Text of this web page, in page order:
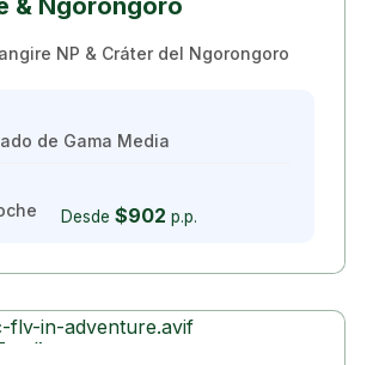
& Ngorongoro
NP & Cráter del Ngorongoro
de Gama Media
Desde $902 p.p.